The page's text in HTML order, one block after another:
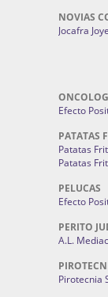
NOVIAS
Jocafra
Efecto
PATATAS
Patatas
Patatas
PELUCAS
Efecto
PERITO
A.L.
Pirotecnia